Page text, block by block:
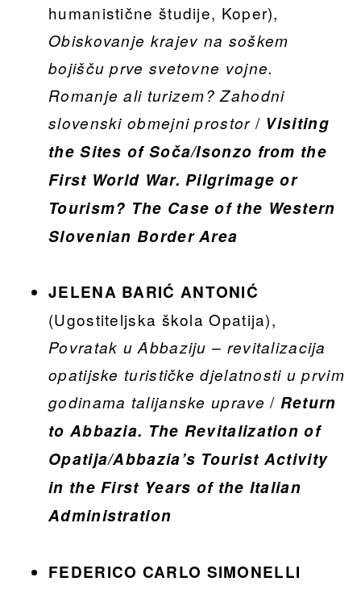
humanistične študije, Koper),
Obiskovanje krajev na soškem
bojišču prve svetovne vojne.
Romanje ali turizem? Zahodni
slovenski obmejni prostor/ Visiting
the Sites of Soča/Isonzo from the
First World War. Pilgrimage or
Tourism? The Case of the Western
Slovenian Border Area
JELENA BARIĆ ANTONIĆ
(Ugostiteljska škola Opatija),
Povratak u Abbaziju – revitalizacija
opatijske turističke djelatnosti u prvim
godinama talijanske uprave / Return
to Abbazia. The Revitalization of
Opatija/Abbazia’s Tourist Activity
in the First Years of the Italian
Administration
FEDERICO CARLO SIMONELLI